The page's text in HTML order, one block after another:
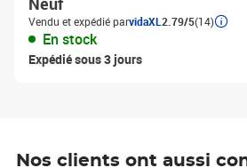
Vendu et expédié parvidaXL 2.79/5(14)
En stock
Expédié sous 3 jours
Nos clients ont aussi